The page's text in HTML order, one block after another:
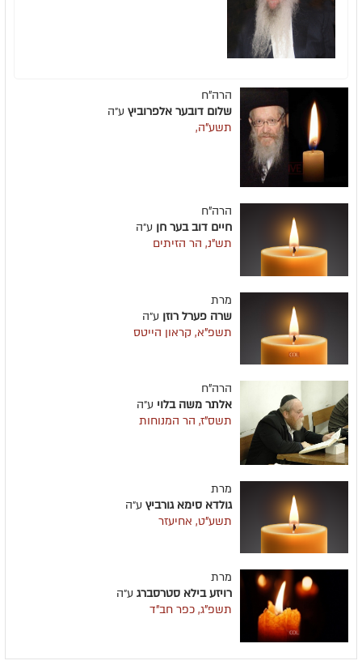
הרה"ח
שלום דובער אלפרוביץ ע״ה
תשע"ה,
הרה"ח
חיים דוב בער חן ע״ה
תש"נ, הר הזיתים
מרת
שרה פערל רוזן ע״ה
תשפ"א, קראון הייטס
הרה"ח
אלתר משה בלוי ע״ה
תשס"ז, הר המנוחות
מרת
גולדא סימא גורביץ ע״ה
תשע"ט, אחיעזר
מרת
רויזע בילא סטרסברג ע״ה
תשפ"ג, כפר חב"ד